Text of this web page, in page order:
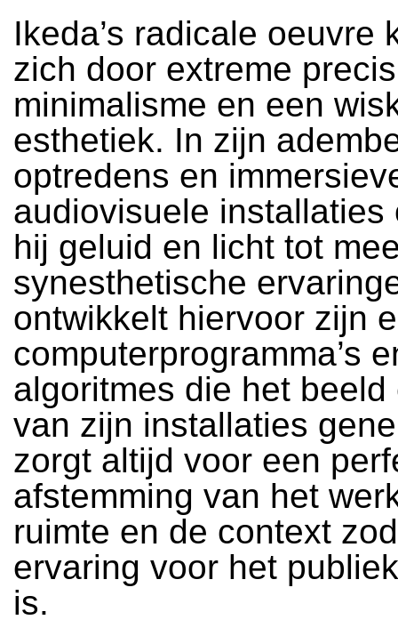
Ikeda’s radicale oeuvre
zich door extreme
minimalisme en een
esthetiek. In zijn
optredens en
audiovisuele installaties
hij geluid en licht tot
synesthetische
ontwikkelt hiervoor zijn
computerprogramma’s
algoritmes die het beeld
van zijn installaties
zorgt altijd voor een
afstemming van het
ruimte en de context
ervaring voor het
is.